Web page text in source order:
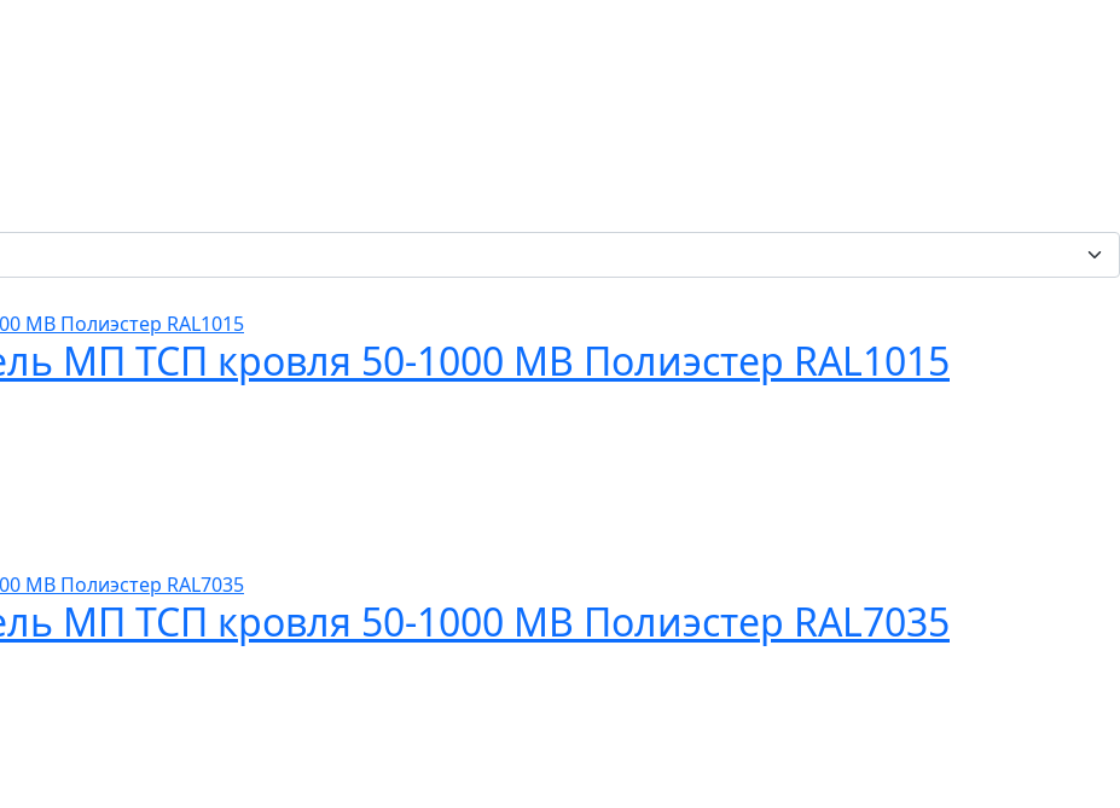
МП ТСП кровля 50-1000 МВ Полиэстер RAL1015
МП ТСП кровля 50-1000 МВ Полиэстер RAL7035